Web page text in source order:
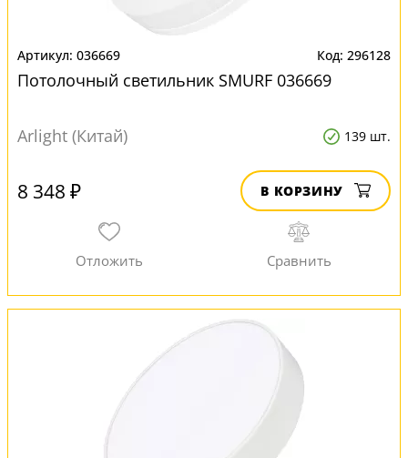
036669 296128
Потолочный светильник SMURF 036669
Arlight (Китай) 139 шт.
8 348 ₽ В КОРЗИНУ